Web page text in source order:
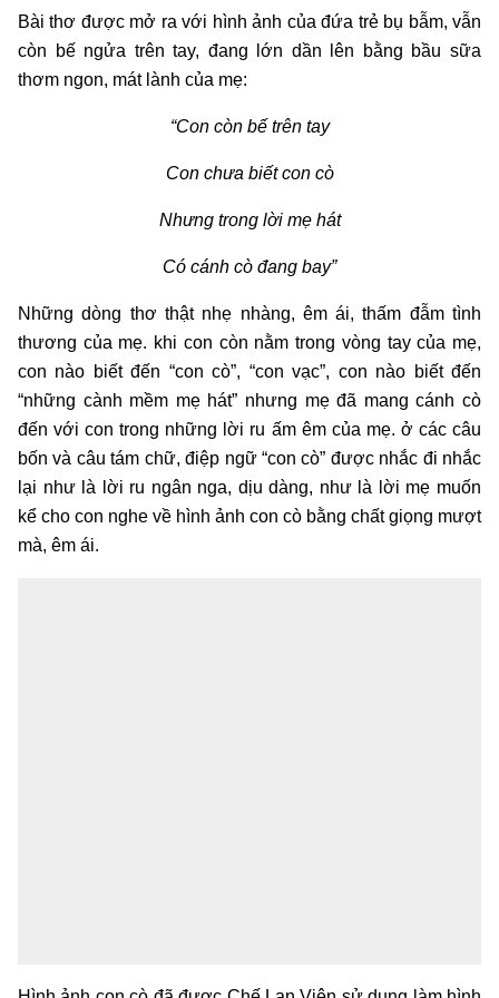
Bài thơ được mở ra với hình ảnh của đứa trẻ bụ bẫm, vẫn
còn bế ngửa trên tay, đang lớn dần lên bằng bầu sữa
thơm ngon, mát lành của mẹ:
“Con còn bế trên tay
Con chưa biết con cò
Nhưng trong lời mẹ hát
Có cánh cò đang bay”
Những dòng thơ thật nhẹ nhàng, êm ái, thấm đẫm tình
thương của mẹ. khi con còn nằm trong vòng tay của mẹ,
con nào biết đến “con cò”, “con vạc”, con nào biết đến
“những cành mềm mẹ hát” nhưng mẹ đã mang cánh cò
đến với con trong những lời ru ấm êm của mẹ. ở các câu
bốn và câu tám chữ, điệp ngữ “con cò” được nhắc đi nhắc
lại như là lời ru ngân nga, dịu dàng, như là lời mẹ muốn
kể cho con nghe về hình ảnh con cò bằng chất giọng mượt
mà, êm ái.